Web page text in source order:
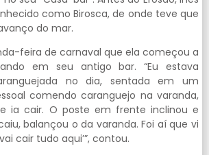
como Birosca, de onde teve que
do mar.
feira de carnaval que ela começou a
em seu antigo bar. “Eu estava
no dia, sentada em um
comendo caranguejo na varanda,
ia cair. O poste em frente inclinou e
balançou o da varanda. Foi aí que vi
cair tudo aqui’”, contou.